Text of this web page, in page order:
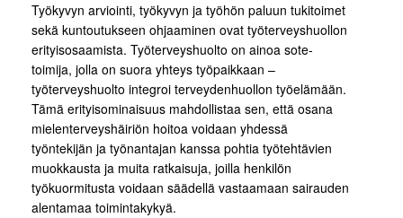
Työkyvyn arviointi, työkyvyn ja työhön paluun tukitoimet
sekä kuntoutukseen ohjaaminen ovat työterveyshuollon
erityisosaamista. Työterveyshuolto on ainoa sote-
toimija, jolla on suora yhteys työpaikkaan –
työterveyshuolto integroi terveydenhuollon työelämään.
Tämä erityisominaisuus mahdollistaa sen, että osana
mielenterveyshäiriön hoitoa voidaan yhdessä
työntekijän ja työnantajan kanssa pohtia työtehtävien
muokkausta ja muita ratkaisuja, joilla henkilön
työkuormitusta voidaan säädellä vastaamaan sairauden
alentamaa toimintakykyä.